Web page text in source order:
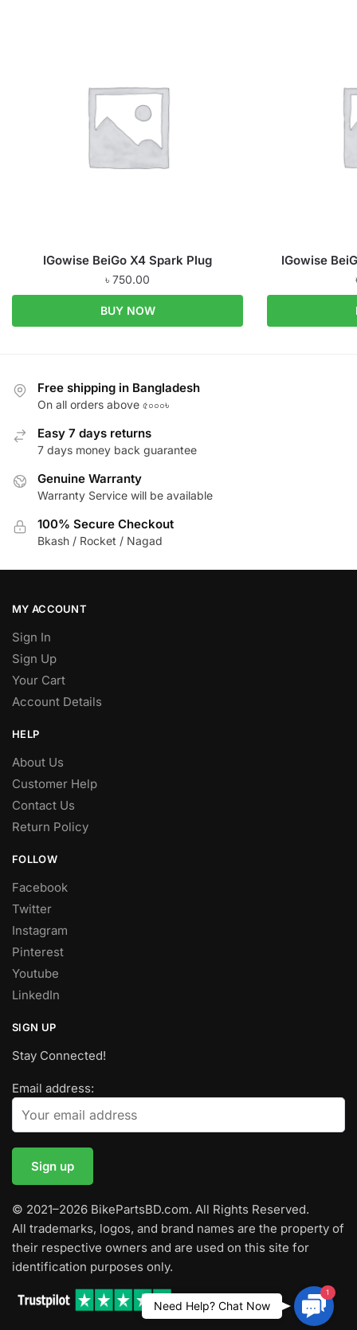
IGowise BeiGo X4 Spark Plug
৳ 750.00
BUY NOW
IGowise
Free shipping in Bangladesh
On all orders above ৫০০০৳
Easy 7 days returns
7 days money back guarantee
Genuine Warranty
Warranty Service will be available
100% Secure Checkout
Bkash / Rocket / Nagad
MY ACCOUNT
Sign In
Sign Up
Your Cart
Account Details
HELP
About Us
Customer Help
Contact Us
Return Policy
FOLLOW
Facebook
Twitter
Instagram
Pinterest
Youtube
LinkedIn
SIGN UP
Stay Connected!
Email address:
© 2021–2026 BikePartsBD.com. All Rights Reserved.
All trademarks, logos, and brand names are the property of
their respective owners and are used on this site for
identification purposes only.
1
Need Help? Chat Now